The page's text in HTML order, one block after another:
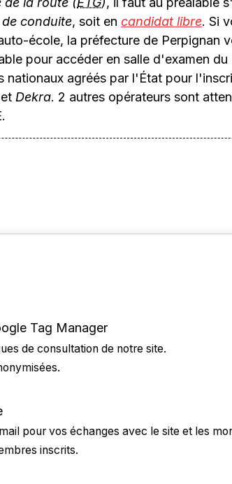
conduite, soit en candidat libre. Si
école, la préfecture de Perpignan
pour accéder en salle d'examen
nationaux agréés par l'État pour
et Dekra. 2 autres opérateurs sont
Tag Manager
de consultation de notre site.
pour vos échanges avec le site et les
inscrits.